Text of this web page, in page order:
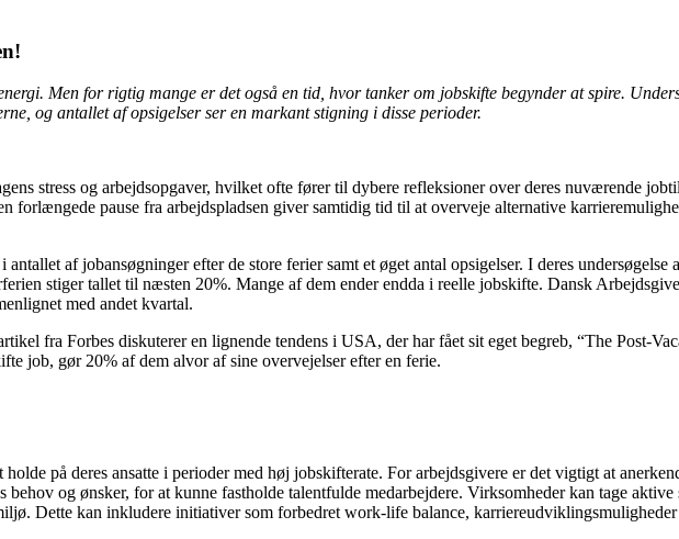
Men for rigtig mange er det også en tid, hvor tanker om jobskifte begynder at spire.
og antallet af opsigelser ser en markant stigning i disse perioder.
stress og arbejdsopgaver, hvilket ofte fører til dybere refleksioner over deres nuværende
forlængede pause fra arbejdspladsen giver samtidig tid til at overveje alternative
af jobansøgninger efter de store ferier samt et øget antal opsigelser. I deres
stiger tallet til næsten 20%. Mange af dem ender endda i reelle jobskifte. Dansk
med andet kvartal.
fra Forbes diskuterer en lignende tendens i USA, der har fået sit eget begreb, “The Post-
job, gør 20% af dem alvor af sine overvejelser efter en ferie.
på deres ansatte i perioder med høj jobskifterate. For arbejdsgivere er det vigtigt at
behov og ønsker, for at kunne fastholde talentfulde medarbejdere. Virksomheder kan tage
Dette kan inkludere initiativer som forbedret work-life balance, karriereudviklingsmuligheder